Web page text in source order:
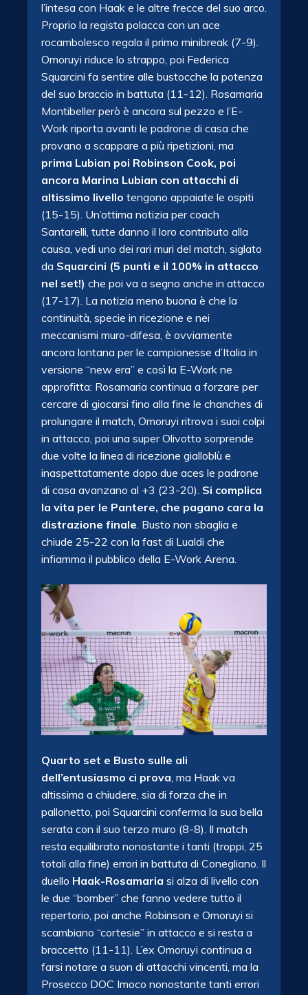
l’intesa con Haak e le altre frecce del suo arco.
Proprio la regista polacca con un ace
rocambolesco regala il primo minibreak (7-9).
Omoruyi riduce lo strappo, poi Federica
Squarcini fa sentire alle bustocche la potenza
del suo braccio in battuta (11-12). Rosamaria
Montibeller però è ancora sul pezzo e l’E-
Work riporta avanti le padrone di casa che
provano a scappare a più ripetizioni, ma
prima Lubian poi Robinson Cook, poi
ancora Marina Lubian con attacchi di
altissimo livello tengono appaiate le ospiti
(15-15). Un’ottima notizia per coach
Santarelli, tutte danno il loro contributo alla
causa, vedi uno dei rari muri del match, siglato
da Squarcini (5 punti e il 100% in attacco
nel set!) che poi va a segno anche in attacco
(17-17). La notizia meno buona è che la
continuità, specie in ricezione e nei
meccanismi muro-difesa, è ovviamente
ancora lontana per le campionesse d’Italia in
versione “new era” e così la E-Work ne
approfitta: Rosamaria continua a forzare per
cercare di giocarsi fino alla fine le chanches di
prolungare il match, Omoruyi ritrova i suoi colpi
in attacco, poi una super Olivotto sorprende
due volte la linea di ricezione gialloblù e
inaspettatamente dopo due aces le padrone
di casa avanzano al +3 (23-20). Si complica
la vita per le Pantere, che pagano cara la
distrazione finale. Busto non sbaglia e
chiude 25-22 con la fast di Lualdi che
infiamma il pubblico della E-Work Arena.
Quarto set e Busto sulle ali
dell’entusiasmo ci prova, ma Haak va
altissima a chiudere, sia di forza che in
pallonetto, poi Squarcini conferma la sua bella
serata con il suo terzo muro (8-8). Il match
resta equilibrato nonostante i tanti (troppi, 25
totali alla fine) errori in battuta di Conegliano. Il
duello Haak-Rosamaria si alza di livello con
le due “bomber” che fanno vedere tutto il
repertorio, poi anche Robinson e Omoruyi si
scambiano “cortesie” in attacco e si resta a
braccetto (11-11). L’ex Omoruyi continua a
farsi notare a suon di attacchi vincenti, ma la
Prosecco DOC Imoco nonostante tanti errori